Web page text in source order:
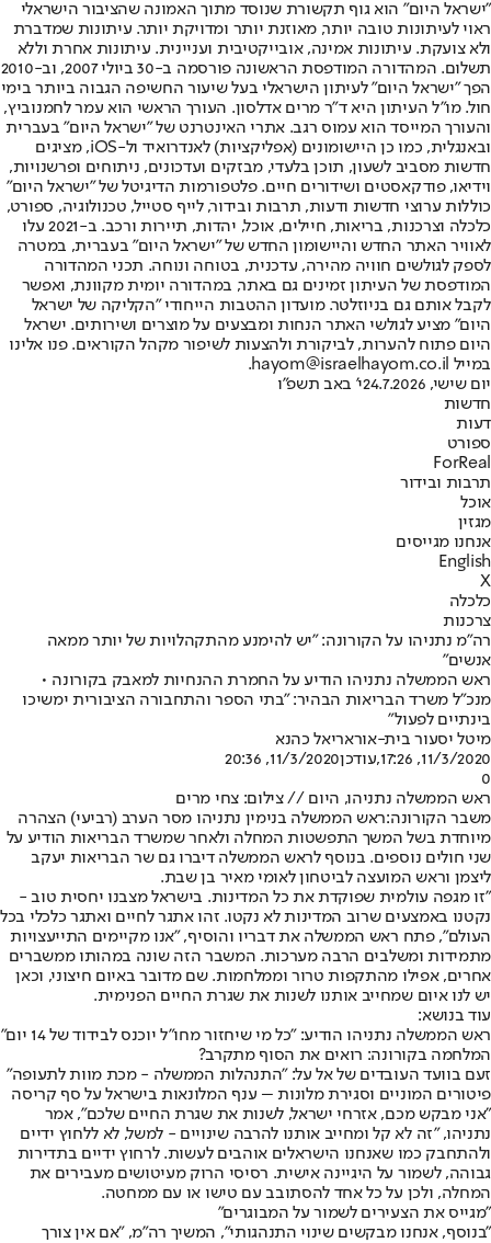
"ישראל היום" הוא גוף תקשורת שנוסד מתוך האמונה שהציבור הישראלי
ראוי לעיתונות טובה יותר, מאוזנת יותר ומדויקת יותר. עיתונות שמדברת
ולא צועקת. עיתונות אמינה, אובייקטיבית ועניינית. עיתונות אחרת וללא
תשלום. המהדורה המודפסת הראשונה פורסמה ב-30 ביולי 2007, וב-2010
הפך "ישראל היום" לעיתון הישראלי בעל שיעור החשיפה הגבוה ביותר בימי
חול. מו"ל העיתון היא ד"ר מרים אדלסון. העורך הראשי הוא עמר לחמנוביץ,
והעורך המייסד הוא עמוס רגב. אתרי האינטרנט של "ישראל היום" בעברית
ובאנגלית, כמו כן היישומונים (אפליקציות) לאנדרואיד ול-iOS, מציגים
חדשות מסביב לשעון, תוכן בלעדי, מבזקים ועדכונים, ניתוחים ופרשנויות,
וידיאו, פודקאסטים ושידורים חיים. פלטפורמות הדיגיטל של "ישראל היום"
כוללות ערוצי חדשות ודעות, תרבות ובידור, לייף סטייל, טכנולוגיה, ספורט,
כלכלה וצרכנות, בריאות, חיילים, אוכל, יהדות, תיירות ורכב. ב-2021 עלו
לאוויר האתר החדש והיישומון החדש של "ישראל היום" בעברית, במטרה
לספק לגולשים חוויה מהירה, עדכנית, בטוחה ונוחה. תכני המהדורה
המודפסת של העיתון זמינים גם באתר, במהדורה יומית מקוונת, ואפשר
לקבל אותם גם בניוזלטר. מועדון ההטבות הייחודי "הקליקה של ישראל
היום" מציע לגולשי האתר הנחות ומבצעים על מוצרים ושירותים. ישראל
היום פתוח להערות, לביקורת ולהצעות לשיפור מקהל הקוראים. פנו אלינו
במייל hayom@israelhayom.co.il.
יום שישי, 24.7.2026
י' באב תשפ"ו
חדשות
דעות
ספורט
ForReal
תרבות ובידור
אוכל
מגזין
אנחנו מגייסים
English
X
כלכלה
צרכנות
רה"מ נתניהו על הקורונה: "יש להימנע מהתקהלויות של יותר ממאה
אנשים"
ראש הממשלה נתניהו הודיע על החמרת ההנחיות למאבק בקורונה •
מנכ"ל משרד הבריאות הבהיר: "בתי הספר והתחבורה הציבורית ימשיכו
בינתיים לפעול"
מיטל יסעור בית-אוראריאל כהנא
11/3/2020, 17:26
,עודכן11/3/2020, 20:36
0
ראש הממשלה נתניהו, היום // צילום: צחי מרים
משבר הקורונה:ראש הממשלה בנימין נתניהו מסר הערב (רביעי) הצהרה
מיוחדת בשל המשך התפשטות המחלה ולאחר שמשרד הבריאות הודיע על
שני חולים נוספים. בנוסף לראש הממשלה דיברו גם שר הבריאות יעקב
ליצמן וראש המועצה לביטחון לאומי מאיר בן שבת.
"זו מגפה עולמית שפוקדת את כל המדינות. בישראל מצבנו יחסית טוב -
נקטנו באמצעים שרוב המדינות לא נקטו. זהו אתגר לחיים ואתגר כלכלי בכל
העולם", פתח ראש הממשלה את דבריו והוסיף, "אנו מקיימים התייעצויות
מתמידות ומשלבים הרבה מערכות. המשבר הזה שונה במהותו ממשברים
אחרים, אפילו מהתקפות טרור וממלחמות. שם מדובר באיום חיצוני, וכאן
יש לנו איום שמחייב אותנו לשנות את שגרת החיים הפנימית.
עוד בנושא:
ראש הממשלה נתניהו הודיע: "כל מי שיחזור מחו"ל יוכנס לבידוד של 14 יום"
המלחמה בקורונה: רואים את הסוף מתקרב?
זעם בוועד העובדים של אל על: "התנהלות הממשלה - מכת מוות לתעופה"
פיטורים המוניים וסגירת מלונות – ענף המלונאות בישראל על סף קריסה
"אני מבקש מכם, אזרחי ישראל, לשנות את שגרת החיים שלכם", אמר
נתניהו, "זה לא קל ומחייב אותנו להרבה שינויים - למשל, לא ללחוץ ידיים
ולהתחבק כמו שאנחנו הישראלים אוהבים לעשות. לרחוץ ידיים בתדירות
גבוהה, לשמור על היגיינה אישית. רסיסי הרוק מעיטושים מעבירים את
המחלה, ולכן על כל אחד להסתובב עם טישו או עם ממחטה.
"מגייס את הצעירים לשמור על המבוגרים"
"בנוסף, אנחנו מבקשים שינוי התנהגותי", המשיך רה"מ, "אם אין צורך